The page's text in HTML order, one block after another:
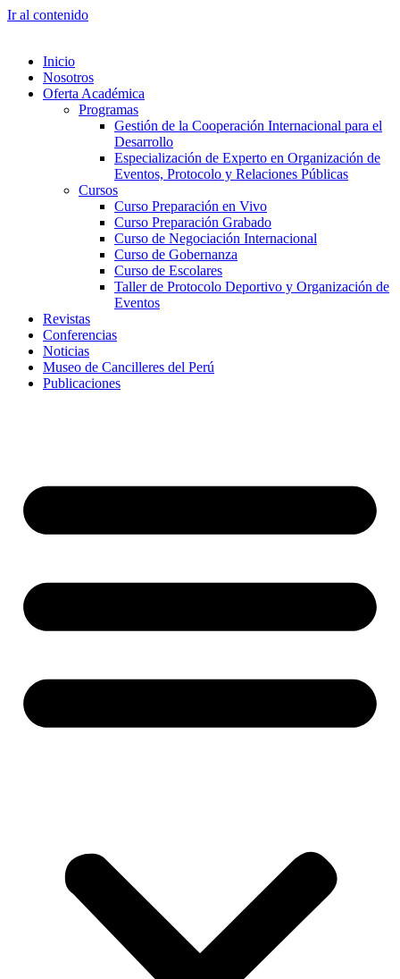
Ir al contenido
Inicio
Nosotros
Oferta Académica
Programas
Gestión de la Cooperación Internacional para el
Desarrollo
Especialización de Experto en Organización de
Eventos, Protocolo y Relaciones Públicas
Cursos
Curso Preparación en Vivo
Curso Preparación Grabado
Curso de Negociación Internacional
Curso de Gobernanza
Curso de Escolares
Taller de Protocolo Deportivo y Organización de
Eventos
Revistas
Conferencias
Noticias
Museo de Cancilleres del Perú
Publicaciones